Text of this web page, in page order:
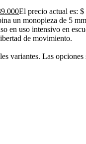
El precio actual es: $
un monopieza de 5
en uso intensivo en
de movimiento.
variantes. Las